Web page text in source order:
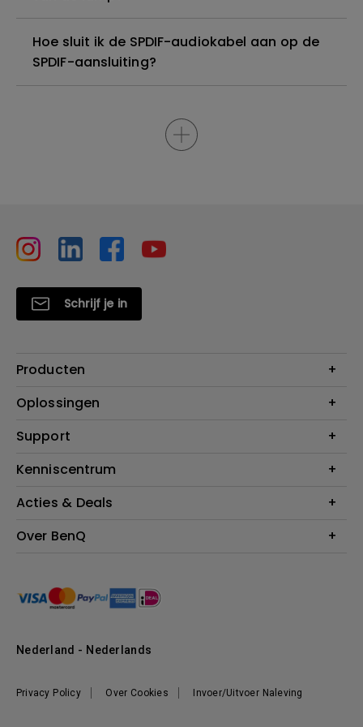
Hoe sluit ik de SPDIF-audiokabel aan op de
SPDIF-aansluiting?
Schrijf je in
Producten
Projectoren
Verlichting
Speakers
Oplossingen
Education
Support
Contact
BenQ Shop - FAQ
BenQ Shop - Retourneren
Kenniscentrum
Blog
Acties & Deals
Evenementen & Promoties
Over BenQ
Management
Nieuws
Werken bij BenQ
Privacy Policy Over Cookies Invoer/Uitvoer Naleving
Nederland - Nederlands